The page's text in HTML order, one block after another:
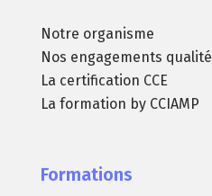
Notre organisme
Nos engagements qualité
La certification CCE
La formation by CCIAMP
Formations